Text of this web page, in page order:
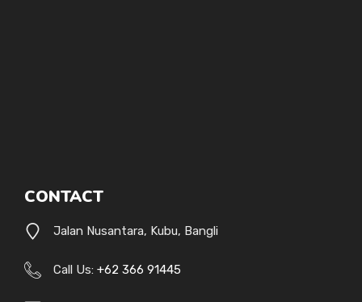
CONTACT
Jalan Nusantara, Kubu, Bangli
Call Us: +62 366 91445